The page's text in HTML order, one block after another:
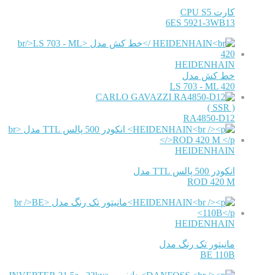
کارت CPU S5
6ES 5921-3WB13
HEIDENHAIN
خط کش مدل
LS 703 - ML 420
CARLO GAVAZZI
( SSR )
RA4850-D12
HEIDENHAIN
انکودر 500 پالس TTL مدل
ROD 420 M
HEIDENHAIN
مانیتور تک رنگ مدل
BE 110B